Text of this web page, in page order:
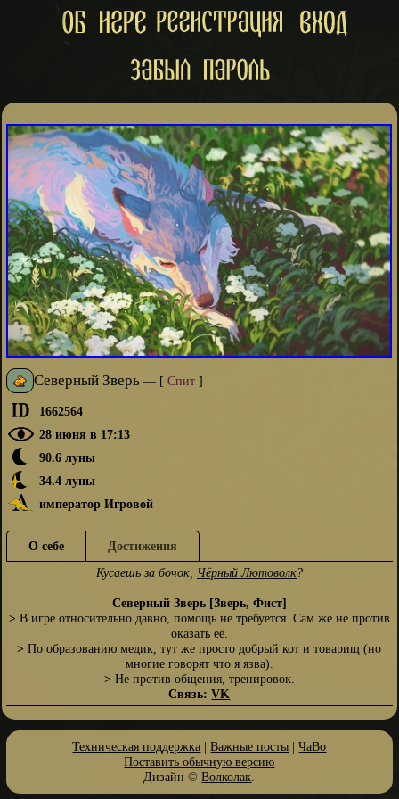
Северный Зверь— [ Спит]
1662564
28 июня в 17:13
90.6 луны
34.4 луны
император Игровой
О себе
Достижения
Кусаешь за бочок, Чёрный Лютоволк?
Северный Зверь [Зверь, Фист]
>В игре относительно давно, помощь не требуется. Сам же не против
оказать её.
> По образованию медик, тут же просто добрый кот и товарищ (но
многие говорят что я язва).
>Не против общения, тренировок.
Связь:VK
Техническая поддержка |Важные посты |ЧаВо
Поставить обычную версию
Дизайн ©Волколак